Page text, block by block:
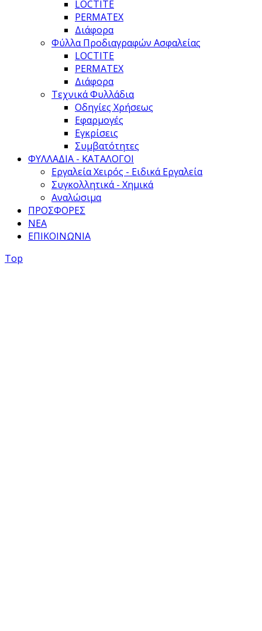
LOCTITE
PERMATEX
Διάφορα
Φύλλα Προδιαγραφών Ασφαλείας
LOCTITE
PERMATEX
Διάφορα
Τεχνικά Φυλλάδια
Οδηγίες Χρήσεως
Εφαρμογές
Εγκρίσεις
Συμβατότητες
ΦΥΛΛΑΔΙΑ - ΚΑΤΑΛΟΓΟΙ
Εργαλεία Χειρός - Ειδικά Εργαλεία
Συγκολλητικά - Χημικά
Αναλώσιμα
ΠΡΟΣΦΟΡΕΣ
ΝΕΑ
ΕΠΙΚΟΙΝΩΝΙΑ
Top